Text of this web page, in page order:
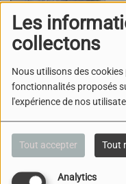
Les
collectons
Nous utilisons des
fonctionnalités proposés
l'expérience de nos
Tout accepter Tout
Analytics